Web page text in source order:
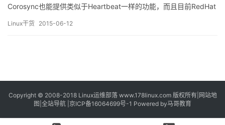
Corosync也能提供类似于Heartbeat一样的功能，而且目前RedHat
今后Corosync会逐渐取代Heartbeat。本文带来的是基于Corosync
Linux干货 2015-06-12
Copyright © 2008-2018 Linux运维部落www.178linux.com 版权所有| 网站地
图 全站导航 京ICP备16064699号-1 Powered by马哥教育